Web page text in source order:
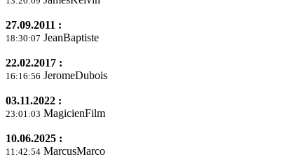
27.09.2011 :
18:30:07 JeanBaptiste
22.02.2017 :
16:16:56 JeromeDubois
03.11.2022 :
23:01:03 MagicienFilm
10.06.2025 :
11:42:54 MarcusMarco